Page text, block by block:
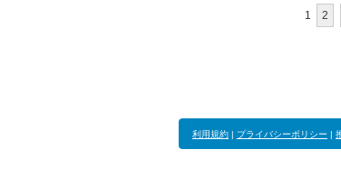
1 2
利用規約 | プライバシーポリシー |